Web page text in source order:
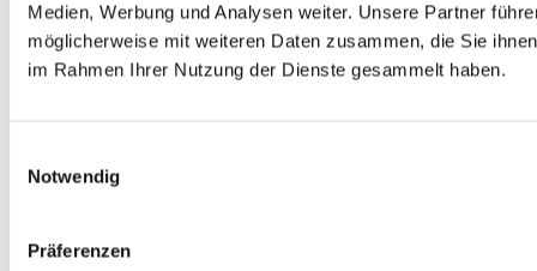
Medien, Werbung und Analysen weiter. Unsere Partner
möglicherweise mit weiteren Daten zusammen, die Sie
im Rahmen Ihrer Nutzung der Dienste gesammelt haben.
Notwendig
Präferenzen